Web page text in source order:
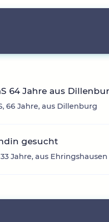
64 Jahre aus
66 Jahre, aus Dillenburg
gesucht
Jahre, aus Ehringshausen